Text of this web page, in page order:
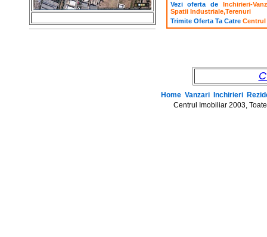
Vezi oferta de Inchirieri-
Spatii Industriale,Terenuri
Trimite Oferta Ta Catre Centrul
Home Vanzari Inchirieri
Centrul Imobiliar 2003,